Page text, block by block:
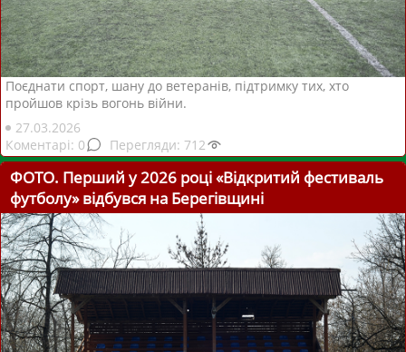
Поєднати спорт, шану до ветеранів, підтримку тих, хто
пройшов крізь вогонь війни.
27.03.2026
0
712
ФОТО. Перший у 2026 році «Відкритий фестиваль
футболу» відбувся на Берегівщині